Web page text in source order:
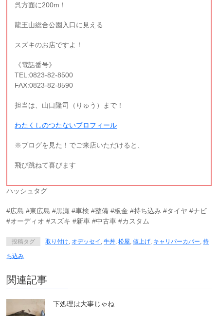
呉方面に200m！
龍王山総合公園入口に見える
スズキのお店ですよ！
《電話番号》
TEL:0823-82-8500
FAX:0823-82-8590
担当は、山口隆司（りゅう）まで！
わたくしのつたないプロフィール
※ブログを見た！でご来店いただけると、
飛び跳ねて喜びます
ハッシュタグ
#広島 #東広島 #黒瀬 #車検 #整備 #板金 #持ち込み #タイヤ #ナビ
#オーディオ #スズキ #新車 #中古車 #カスタム
投稿タグ 取り付け, オデッセイ ,牛丼,松屋,値上げ, キャリパーカバー,持
ち込み
関連記事
下処理は大事じゃね